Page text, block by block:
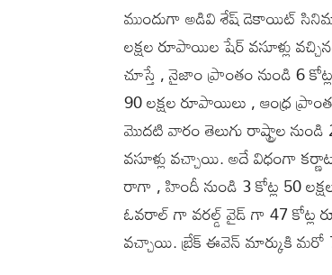
ముందుగా అడివి శేష్ డెకాయిట్ సినిమా
లక్షల రూపాయిల షేర్ వసూళ్లు
చూస్తే , నైజాం ప్రాంతం నుండి 6
90 లక్షల రూపాయిలు , ఆంధ్ర
మొదటి వారం తెలుగు రాష్ట్రాల
వసూళ్లు వచ్చాయి. అదే విధంగా
రాగా , హిందీ నుండి 3 కోట్ల 50
ఓవరాల్ గా వరల్డ్ వైడ్ గా 47 కోట్ల
వచ్చాయి. బ్రేక్ ఈవెన్ మార్కుకి మరో